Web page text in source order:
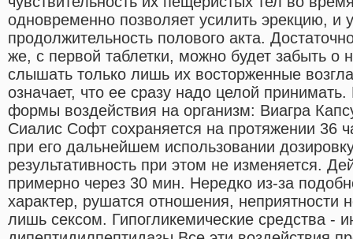
одновременно позволяет усилить эрекцию, и
продолжительность полового акта.
же, с первой таблетки, можно будет забыть о
слышать только лишь их восторженные
означает, что ее сразу надо целой
формы воздействия на организм: Виагра
Сиалис Софт сохраняется на протяжении 36
при его дальнейшем использовании
результативность при этом не изменяется.
примерно через 30 мин. Нередко из-за
характер, рушатся отношения, неприятности
лишь сексом. Гипогликемические средства -